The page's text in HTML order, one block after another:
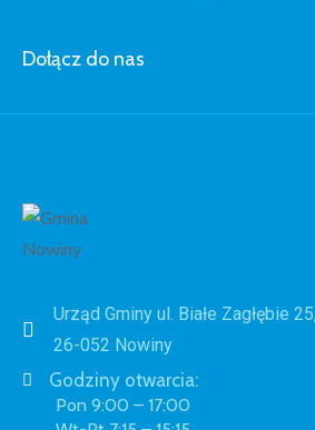
Dołącz do nas
Urząd Gminy ul. Białe Zagłębie 25,
26-052 Nowiny
Godziny otwarcia:
Pon 9:00 – 17:00